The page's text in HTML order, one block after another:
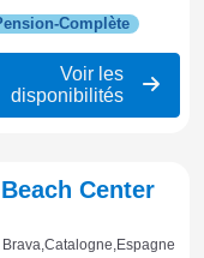
Complète
Voir les
disponibilités
Center